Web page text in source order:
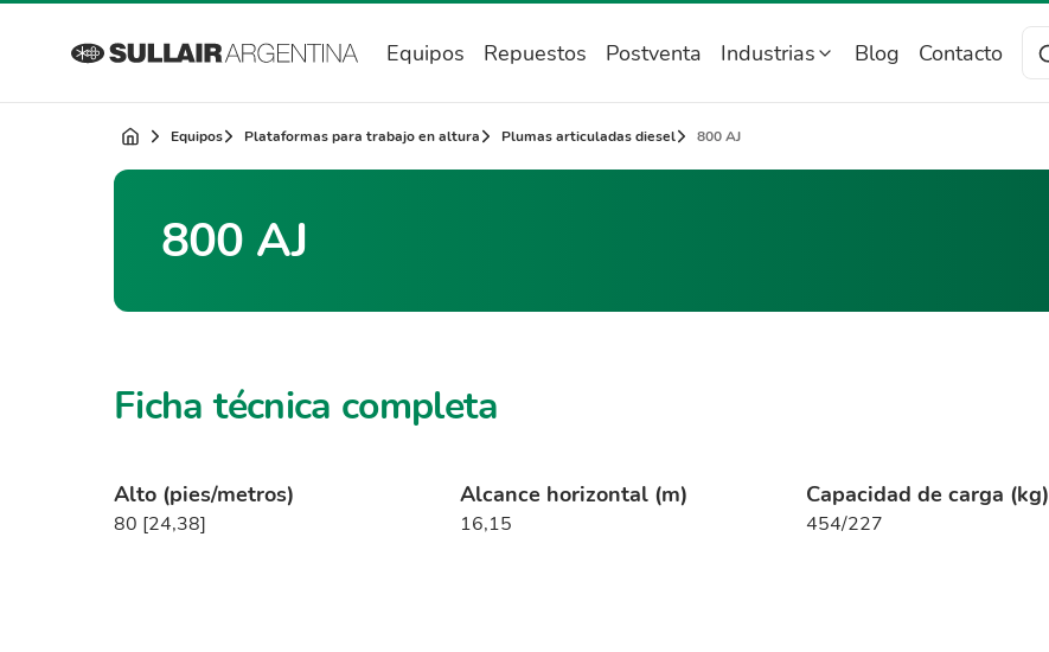
Equipos Repuestos Postventa Industrias Blog Contacto
Equipos Plataformas para trabajo en altura Plumas articuladas diesel 800 AJ
800 AJ
Ficha técnica completa
Alto (pies/metros)
80 [24,38]
Alcance horizontal (m)
16,15
Capacidad de carga (kg)
454/227